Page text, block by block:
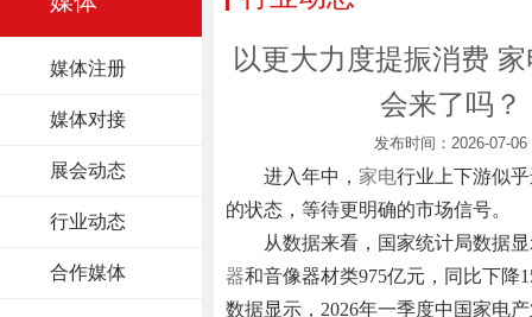
媒体注册
媒体对接
展会动态
行业动态
合作媒体
以更大力度提振消费
会来了吗？
发布时间：2026-07-06
进入年中， 家电行业上下游似
的状态，等待更明确的市场信号。
从数据来看，国家统计局数据
器和音像器材类975亿元，同比下降
数据显示，2026年一季度中国家电